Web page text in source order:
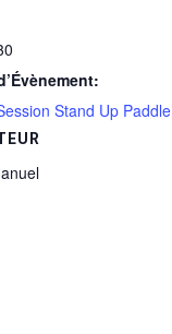
Stand Up Paddle